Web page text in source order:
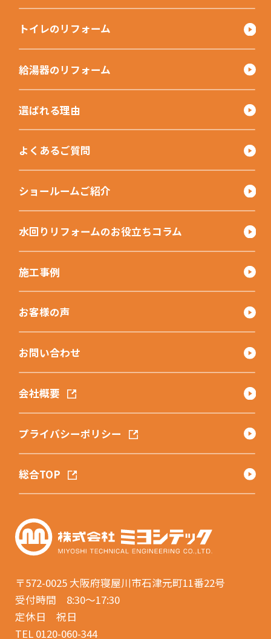
〒572-0025 大阪府寝屋川市石津元町11番22号
受付時間 8:30〜17:30
定休日 祝日
TEL 0120-060-344
トイレのリフォーム
給湯器のリフォーム
選ばれる理由
よくあるご質問
ショールームご紹介
水回りリフォームのお役立ちコラム
施工事例
お客様の声
お問い合わせ
会社概要
プライバシーポリシー
総合TOP